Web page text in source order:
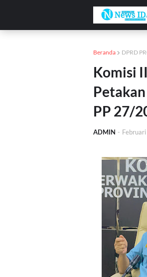
Beranda DPRD
Komisi
PP 27/
ADMIN -